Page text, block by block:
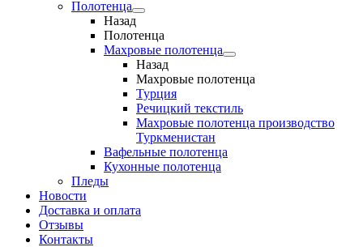
Полотенца
Назад
Полотенца
Махровые полотенца
Назад
Махровые полотенца
Турция
Речицкий текстиль
Махровые полотенца производство
Туркменистан
Вафельные полотенца
Кухонные полотенца
Пледы
Новости
Доставка и оплата
Отзывы
Контакты